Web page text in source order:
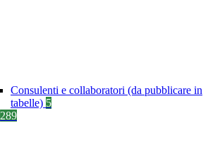
Consulenti e collaboratori (da pubblicare in
tabelle) 5
289